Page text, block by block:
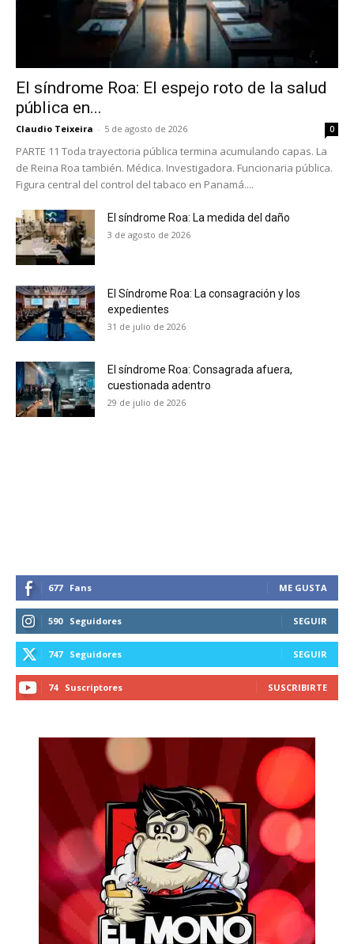
No te pierdas de las
últimas noticias
recibe todas las noticias del vapeo y la
reducción de daños en tu correo
electrónico.
El síndrome Roa: El espejo roto de la salud
pública en...
Claudio Teixeira - 5 de agosto de 2026 0
PARTE 11 Toda trayectoria pública termina acumulando capas. La
de Reina Roa también. Médica. Investigadora. Funcionaria pública.
Figura central del control del tabaco en Panamá....
El síndrome Roa: La medida del daño
3 de agosto de 2026
El Síndrome Roa: La consagración y los
expedientes
31 de julio de 2026
El síndrome Roa: Consagrada afuera,
cuestionada adentro
29 de julio de 2026
677 Fans ME GUSTA
590 Seguidores SEGUIR
747 Seguidores SEGUIR
74 Suscriptores SUSCRIBIRTE